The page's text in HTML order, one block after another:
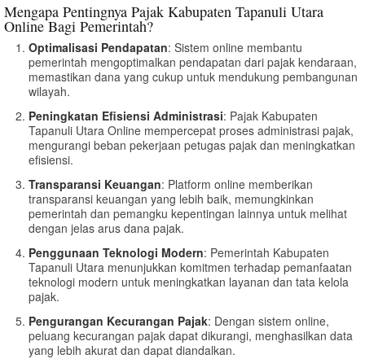
Mengapa Pentingnya Pajak Kabupaten Tapanuli Utara
Online Bagi Pemerintah?
Optimalisasi Pendapatan: Sistem online membantu
pemerintah mengoptimalkan pendapatan dari pajak kendaraan,
memastikan dana yang cukup untuk mendukung pembangunan
wilayah.
Peningkatan Efisiensi Administrasi: Pajak Kabupaten
Tapanuli Utara Online mempercepat proses administrasi pajak,
mengurangi beban pekerjaan petugas pajak dan meningkatkan
efisiensi.
Transparansi Keuangan: Platform online memberikan
transparansi keuangan yang lebih baik, memungkinkan
pemerintah dan pemangku kepentingan lainnya untuk melihat
dengan jelas arus dana pajak.
Penggunaan Teknologi Modern: Pemerintah Kabupaten
Tapanuli Utara menunjukkan komitmen terhadap pemanfaatan
teknologi modern untuk meningkatkan layanan dan tata kelola
pajak.
Pengurangan Kecurangan Pajak: Dengan sistem online,
peluang kecurangan pajak dapat dikurangi, menghasilkan data
yang lebih akurat dan dapat diandalkan.